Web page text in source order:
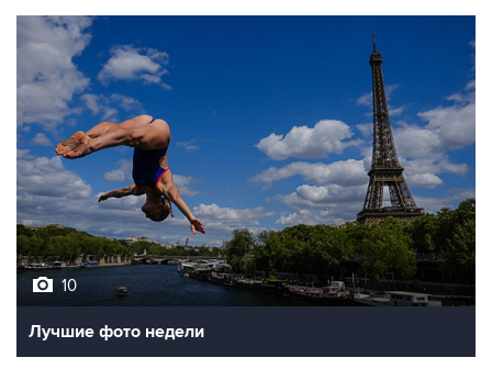
10
Лучшие фото недели